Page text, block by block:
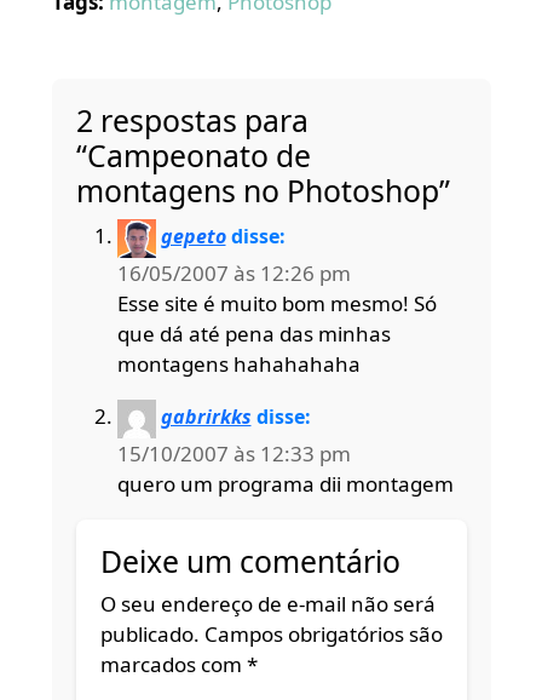
2 respostas para
“Campeonato de
montagens no Photoshop”
gepeto disse:
16/05/2007 às 12:26 pm
Esse site é muito bom mesmo! Só
que dá até pena das minhas
montagens hahahahaha
gabrirkks disse:
15/10/2007 às 12:33 pm
quero um programa dii montagem
Deixe um comentário
O seu endereço de e-mail não será
publicado. Campos obrigatórios são
marcados com *